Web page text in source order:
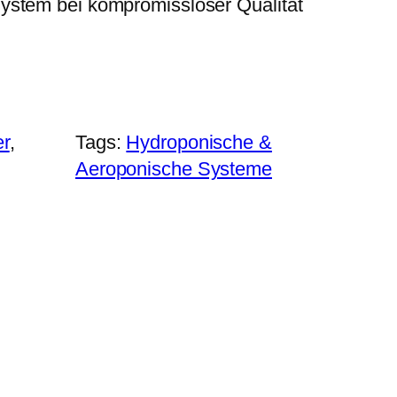
bei kompromissloser Qualität
Tags: Hydroponische &
Aeroponische Systeme